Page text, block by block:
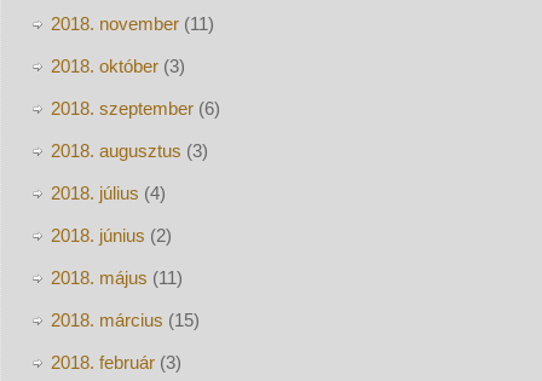
2018. november(11)
2018. október(3)
2018. szeptember(6)
2018. augusztus (3)
2018. július (4)
2018. június (2)
2018. május (11)
2018. március (15)
2018. február(3)